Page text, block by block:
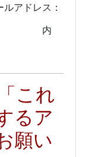
ス：
これ
るア
願い